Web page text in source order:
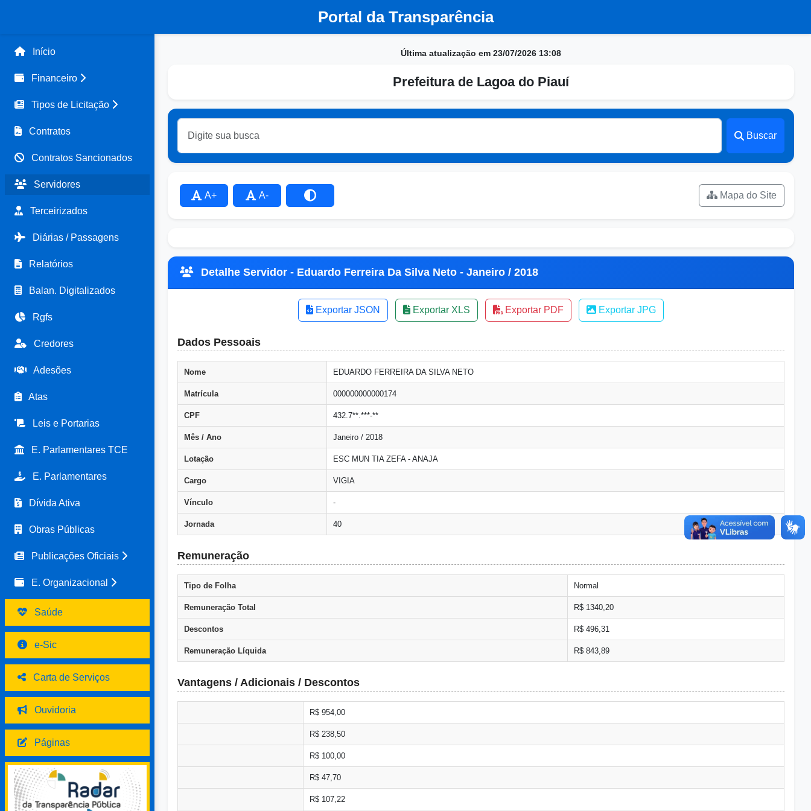
Portal da Transparência
Início
Financeiro
Tipos de Licitação
Contratos
Contratos Sancionados
Servidores
Terceirizados
Diárias / Passagens
Relatórios
Balan. Digitalizados
Rgfs
Credores
Adesões
Atas
Leis e Portarias
E. Parlamentares TCE
E. Parlamentares
Dívida Ativa
Obras Públicas
Publicações Oficiais
E. Organizacional
Saúde
e-Sic
Carta de Serviços
Ouvidoria
Páginas
Última atualização em 23/07/2026 13:08
Prefeitura de Lagoa do Piauí
Buscar
A+ A- Mapa do Site
Detalhe Servidor - Eduardo Ferreira Da Silva Neto - Janeiro / 2018
Exportar JSON Exportar XLS Exportar PDF Exportar JPG
Dados Pessoais
Nome EDUARDO FERREIRA DA SILVA NETO
Matrícula 000000000000174
CPF 432.7**.***-**
Mês / Ano Janeiro / 2018
Lotação ESC MUN TIA ZEFA - ANAJA
Cargo VIGIA
Vínculo -
Jornada 40
Remuneração
Tipo de Folha Normal
Remuneração Total R$ 1340,20
Descontos R$ 496,31
Remuneração Líquida R$ 843,89
Vantagens / Adicionais / Descontos
R$ 954,00
R$ 238,50
R$ 100,00
R$ 47,70
R$ 107,22